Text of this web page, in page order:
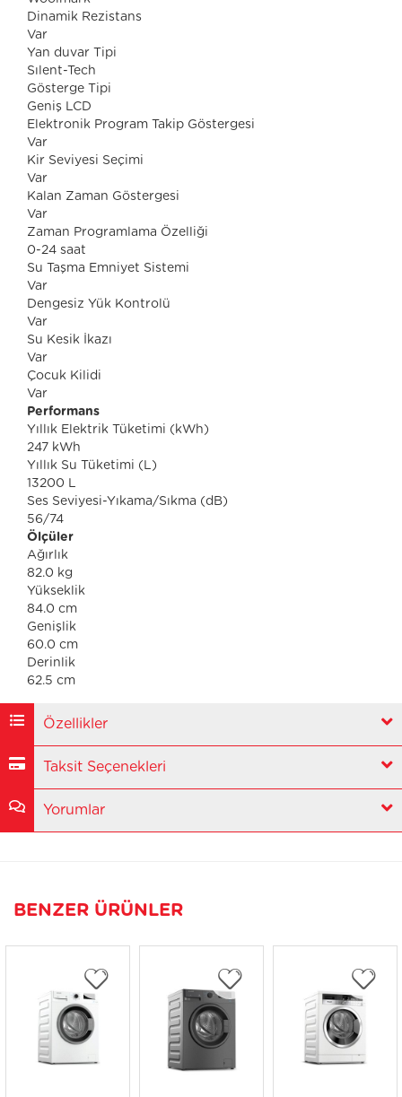
Dinamik Rezistans
Var
Yan duvar Tipi
Sılent-Tech
Gösterge Tipi
Geniş LCD
Elektronik Program Takip Göstergesi
Var
Kir Seviyesi Seçimi
Var
Kalan Zaman Göstergesi
Var
Zaman Programlama Özelliği
0-24 saat
Su Taşma Emniyet Sistemi
Var
Dengesiz Yük Kontrolü
Var
Su Kesik İkazı
Var
Çocuk Kilidi
Var
Performans
Yıllık Elektrik Tüketimi (kWh)
247 kWh
Yıllık Su Tüketimi (L)
13200 L
Ses Seviyesi-Yıkama/Sıkma (dB)
56/74
Ölçüler
Ağırlık
82.0 kg
Yükseklik
84.0 cm
Genişlik
60.0 cm
Derinlik
62.5 cm
Özellikler
Taksit Seçenekleri
Yorumlar
BENZER ÜRÜNLER